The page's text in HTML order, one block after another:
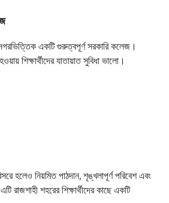
একটি গুরুত্বপূর্ণ সরকারি কলেজ।
শিক্ষার্থীদের যাতায়াত সুবিধা ভালো।
হলেও নিয়মিত পাঠদান, শৃঙ্খলাপূর্ণ পরিবেশ এবং
রাজশাহী শহরের শিক্ষার্থীদের কাছে একটি